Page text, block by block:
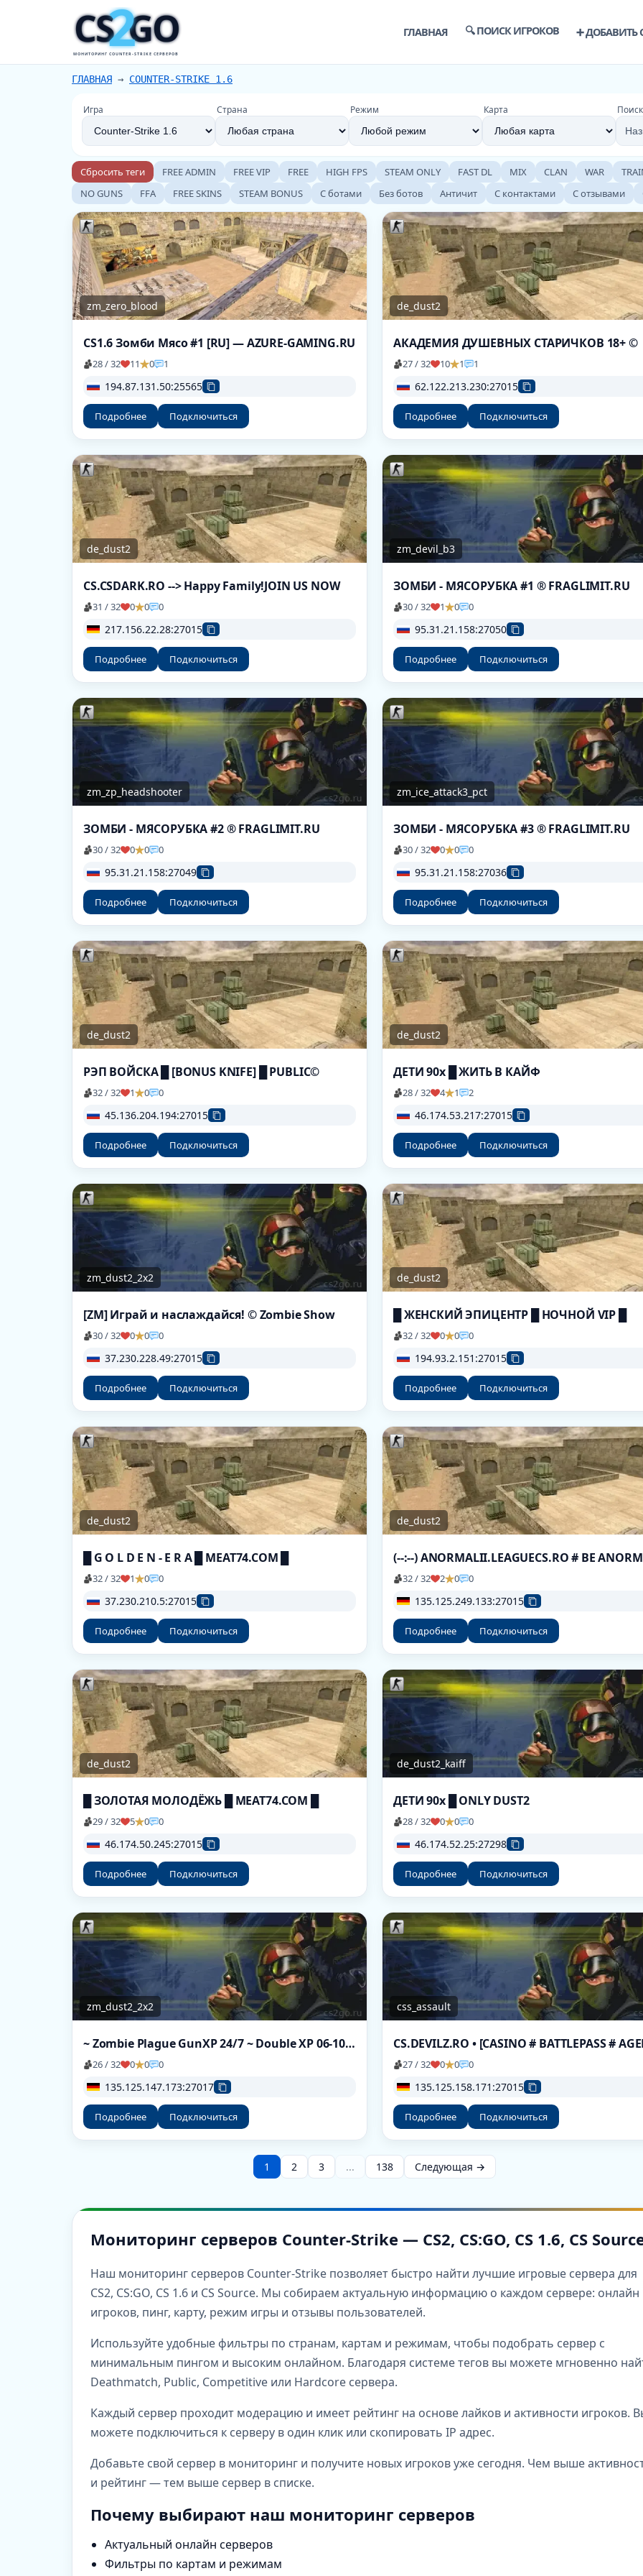
CS GO
2
МОНИТОРИНГ COUNTER-STRIKE СЕРВЕРОВ
ГЛАВНАЯ 🔍 ПОИСК ИГРОКОВ ➕ ДОБАВИТЬ
ГЛАВНАЯ → COUNTER-STRIKE 1.6
Игра Страна Режим Карта Поиск
Сбросить теги FREE ADMIN FREE VIP FREE HIGH FPS STEAM ONLY FAST DL MIX CLAN WAR
NO GUNS
FFA FREE SKINS STEAM BONUS С ботами Без ботов Античит С контактами С отзывами
zm_zero_blood
CS1.6 Зомби Мясо #1 [RU] — AZURE-GAMING.RU
28 / 32 11 0 1
194.87.131.50:25565
Подробнее Подключиться
de_dust2
АКАДЕМИЯ ДУШЕВНЫХ СТАРИЧКОВ 18+ ©
27 / 32 10 1 1
62.122.213.230:27015
Подробнее Подключиться
de_dust2
CS.CSDARK.RO --> Happy Family!JOIN US NOW
31 / 32 0 0 0
217.156.22.28:27015
Подробнее Подключиться
zm_devil_b3
ЗОМБИ - МЯСОРУБКА #1 ® FRAGLIMIT.RU
30 / 32 1 0 0
95.31.21.158:27050
Подробнее Подключиться
zm_zp_headshooter
ЗОМБИ - МЯСОРУБКА #2 ® FRAGLIMIT.RU
30 / 32 0 0 0
95.31.21.158:27049
Подробнее Подключиться
zm_ice_attack3_pct
ЗОМБИ - МЯСОРУБКА #3 ® FRAGLIMIT.RU
30 / 32 0 0 0
95.31.21.158:27036
Подробнее Подключиться
de_dust2
РЭП ВОЙСКА █ [BONUS KNIFE] █ PUBLIC©
32 / 32 1 0 0
45.136.204.194:27015
Подробнее Подключиться
de_dust2
ДЕТИ 90х █ ЖИТЬ В КАЙФ
28 / 32 4 1 2
46.174.53.217:27015
Подробнее Подключиться
zm_dust2_2x2
[ZM] Играй и наслаждайся! © Zombie Show
30 / 32 0 0 0
37.230.228.49:27015
Подробнее Подключиться
de_dust2
█ ЖЕНСКИЙ ЭПИЦЕНТР █ НОЧНОЙ VIP █
32 / 32 0 0 0
194.93.2.151:27015
Подробнее Подключиться
de_dust2
█ G O L D E N - E R A █ MEAT74.COM █
32 / 32 1 0 0
37.230.210.5:27015
Подробнее Подключиться
de_dust2
(--:--) ANORMALII.LEAGUECS.RO # BE
32 / 32 2 0 0
135.125.249.133:27015
Подробнее Подключиться
de_dust2
█ ЗОЛОТАЯ МОЛОДЁЖЬ █ MEAT74.COM █
29 / 32 5 0 0
46.174.50.245:27015
Подробнее Подключиться
de_dust2_kaiff
ДЕТИ 90х █ ONLY DUST2
28 / 32 0 0 0
46.174.52.25:27298
Подробнее Подключиться
zm_dust2_2x2
~ Zombie Plague GunXP 24/7 ~ Double XP 06-10PM EET
26 / 32 0 0 0
135.125.147.173:27017
Подробнее Подключиться
css_assault
27 / 32 0 0 0
135.125.158.171:27015
Подробнее Подключиться
1 2 3 ... 138 Следующая →
Мониторинг серверов Counter-Strike — CS2, CS:GO, CS 1.6, CS
Наш мониторинг серверов Counter-Strike позволяет быстро найти лучшие игровые сервера для
CS2, CS:GO, CS 1.6 и CS Source. Мы собираем актуальную информацию о каждом сервере: онлайн
игроков, пинг, карту, режим игры и отзывы пользователей.
Используйте удобные фильтры по странам, картам и режимам, чтобы подобрать сервер с
минимальным пингом и высоким онлайном. Благодаря системе тегов вы можете мгновенно
Deathmatch, Public, Competitive или Hardcore сервера.
Каждый сервер проходит модерацию и имеет рейтинг на основе лайков и активности игроков.
можете подключиться к серверу в один клик или скопировать IP адрес.
Добавьте свой сервер в мониторинг и получите новых игроков уже сегодня. Чем выше
и рейтинг — тем выше сервер в списке.
Почему выбирают наш мониторинг серверов
Актуальный онлайн серверов
Фильтры по картам и режимам